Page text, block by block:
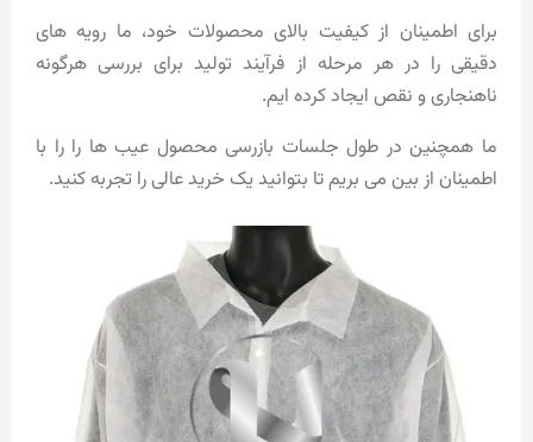
برای اطمینان از کیفیت بالای محصولات خود، ما رویه های
دقیقی را در هر مرحله از فرآیند تولید برای بررسی هرگونه
ناهنجاری و نقص ایجاد کرده ایم.
ما همچنین در طول جلسات بازرسی محصول عیب ها را را با
اطمینان از بین می بریم تا بتوانید یک خرید عالی را تجربه کنید.